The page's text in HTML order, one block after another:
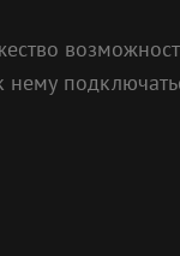
нему